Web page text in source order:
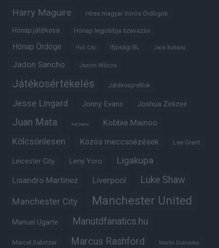
Harry Maguire Híres magyar Vörös Ördögök
Hónap játékosa Hónap legjobbja szavazás
Hónap Ördöge Hull City Ifjúsági BL Jack Butland
Jadon Sancho Jason Wilcox
Játékosértékelés Játékosprofilok
Jesse Lingard Jonny Evans Joshua Zirkzee
Juan Mata Karl Darlow Kobbie Mainoo
Kölcsönlesen Közös meccsnézések Lee Grant
Leicester City Leny Yoro Ligakupa
Lisandro Martinez Liverpool Luke Shaw
Manchester City Manchester United
Manuel Ugarte Manutdfanatics.hu
Marcel Sabitzer Marcus Rashford Martin Dubravka